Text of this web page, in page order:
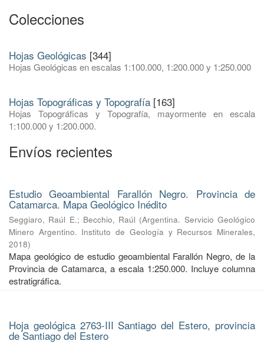
Colecciones
Hojas Geológicas [344]
Hojas Geológicas en escalas 1:100.000, 1:200.000 y 1:250.000
Hojas Topográficas y Topografía [163]
Hojas Topográficas y Topografía, mayormente en escala
1:100.000 y 1:200.000.
Envíos recientes
Estudio Geoambiental Farallón Negro. Provincia de
Catamarca. Mapa Geológico Inédito
Seggiaro, Raúl E.; Becchio, Raúl (Argentina. Servicio Geológico
Minero Argentino. Instituto de Geología y Recursos Minerales,
2018)
Mapa geológico de estudio geoambiental Farallón Negro, de la
Provincia de Catamarca, a escala 1:250.000. Incluye columna
estratigráfica.
Hoja geológica 2763-III Santiago del Estero, provincia
de Santiago del Estero